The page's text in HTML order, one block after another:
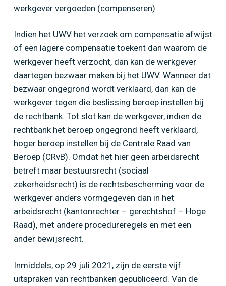
werkgever vergoeden (compenseren).
Indien het UWV het verzoek om compensatie afwijst
of een lagere compensatie toekent dan waarom de
werkgever heeft verzocht, dan kan de werkgever
daartegen bezwaar maken bij het UWV. Wanneer dat
bezwaar ongegrond wordt verklaard, dan kan de
werkgever tegen die beslissing beroep instellen bij
de rechtbank. Tot slot kan de werkgever, indien de
rechtbank het beroep ongegrond heeft verklaard,
hoger beroep instellen bij de Centrale Raad van
Beroep (CRvB). Omdat het hier geen arbeidsrecht
betreft maar bestuursrecht (sociaal
zekerheidsrecht) is de rechtsbescherming voor de
werkgever anders vormgegeven dan in het
arbeidsrecht (kantonrechter – gerechtshof – Hoge
Raad), met andere procedureregels en met een
ander bewijsrecht.
Inmiddels, op 29 juli 2021, zijn de eerste vijf
uitspraken van rechtbanken gepubliceerd. Van de